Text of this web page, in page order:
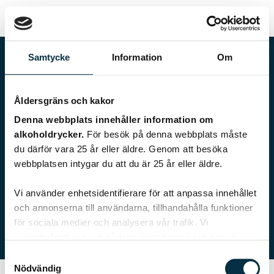
Samtycke Information Om
Åldersgräns och kakor
Denna webbplats innehåller information om
alkoholdrycker. För besök på denna webbplats måste
du därför vara 25 år eller äldre. Genom att besöka
webbplatsen intygar du att du är 25 år eller äldre.
Vi använder enhetsidentifierare för att anpassa innehållet
och annonserna till användarna, tillhandahålla funktioner
för sociala medier och analysera vår trafik. Vi
annons- och analysföretag som vi samarbetar med.
Nödvändig
evasandeberg
0 recept